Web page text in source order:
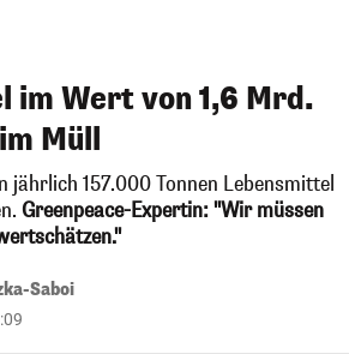
im Wert von 1,6 Mrd.
Müll
jährlich 157.000 Tonnen Lebensmittel
Greenpeace-Expertin: "Wir müssen
Saboi